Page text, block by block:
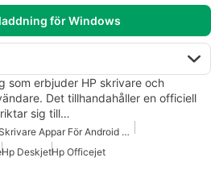
för Windows
som erbjuder HP skrivare och
Det tillhandahåller en officiell
sig till…
Trådlösa Skrivare Appar För Android Appar
Hp DeskjetHp Officejet